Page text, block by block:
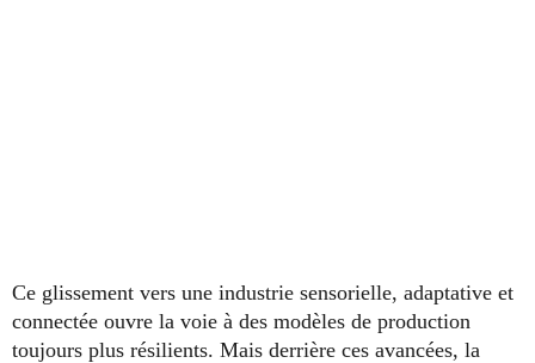
Ce glissement vers une industrie sensorielle, adaptative et
connectée ouvre la voie à des modèles de production
toujours plus résilients. Mais derrière ces avancées, la